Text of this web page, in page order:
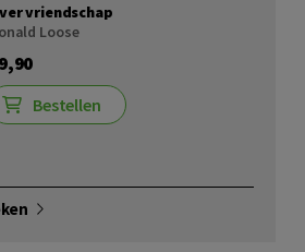
vriendschap
Loose
Bestellen